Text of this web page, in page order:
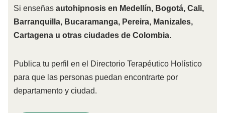
Si enseñas autohipnosis en Medellín, Bogotá, Cali,
Barranquilla, Bucaramanga, Pereira, Manizales,
Cartagena u otras ciudades de Colombia.
Publica tu perfil en el Directorio Terapéutico Holístico
para que las personas puedan encontrarte por
departamento y ciudad.